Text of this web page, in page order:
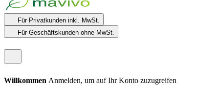
Für Privatkunden inkl. MwSt.
Für Geschäftskunden ohne MwSt.
Willkommen Anmelden, um auf Ihr Konto zuzugreifen